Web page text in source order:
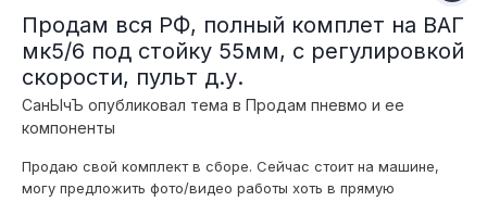
Продам вся РФ, полный комплет на ВАГ
мк5/6 под стойку 55мм, с регулировкой
скорости, пульт д.у.
СанЫчЪ опубликовал тема в Продам пневмо и ее
компоненты
Продаю свой комплект в сборе. Сейчас стоит на машине,
могу предложить фото/видео работы хоть в прямую